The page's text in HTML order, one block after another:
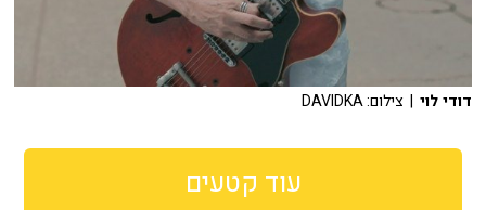
דודי לוי | צילום: DAVIDKA
עוד קטעים